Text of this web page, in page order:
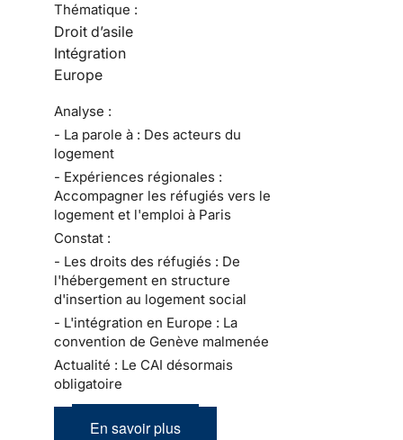
Thématique :
Droit d’asile
Intégration
Europe
Analyse :
- La parole à : Des acteurs du
logement
- Expériences régionales :
Accompagner les réfugiés vers le
logement et l'emploi à Paris
Constat :
- Les droits des réfugiés : De
l'hébergement en structure
d'insertion au logement social
- L'intégration en Europe : La
convention de Genève malmenée
Actualité : Le CAI désormais
obligatoire
En savoir plus